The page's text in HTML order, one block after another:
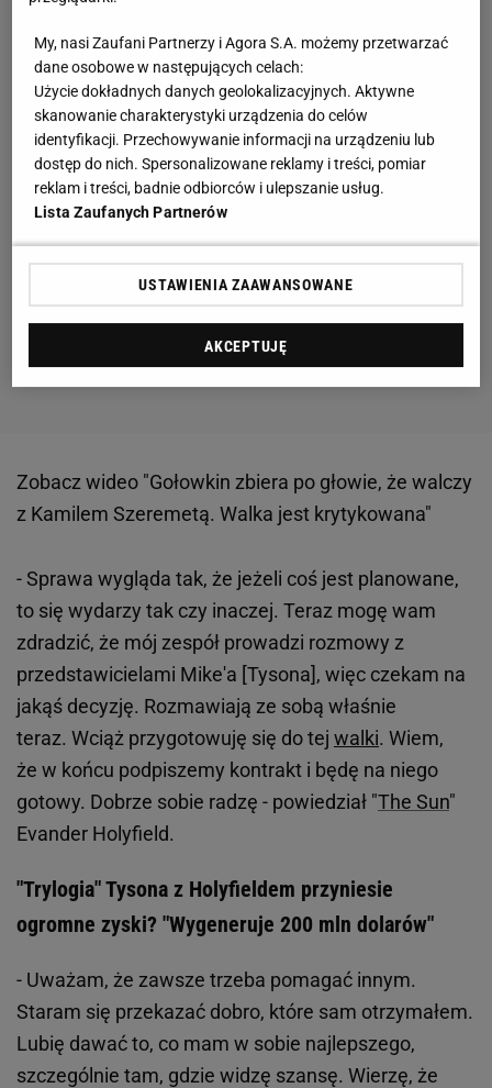
Zobacz wideo "Gołowkin zbiera po głowie, że walczy
z Kamilem Szeremetą. Walka jest krytykowana"
- Sprawa wygląda tak, że jeżeli coś jest planowane,
to się wydarzy tak czy inaczej. Teraz mogę wam
zdradzić, że mój zespół prowadzi rozmowy z
przedstawicielami Mike'a [Tysona], więc czekam na
jakąś decyzję. Rozmawiają ze sobą właśnie
teraz. Wciąż przygotowuję się do tej walki. Wiem,
że w końcu podpiszemy kontrakt i będę na niego
gotowy. Dobrze sobie radzę - powiedział "The Sun"
Evander Holyfield.
"Trylogia" Tysona z Holyfieldem przyniesie
ogromne zyski? "Wygeneruje 200 mln dolarów"
- Uważam, że zawsze trzeba pomagać innym.
Staram się przekazać dobro, które sam otrzymałem.
Lubię dawać to, co mam w sobie najlepszego,
szczególnie tam, gdzie widzę szansę. Wierzę, że
My, nasi Zaufani Partnerzy i Agora S.A. możemy przetwarzać
dane osobowe w następujących celach:
Użycie dokładnych danych geolokalizacyjnych. Aktywne
skanowanie charakterystyki urządzenia do celów
identyfikacji. Przechowywanie informacji na urządzeniu lub
dostęp do nich. Spersonalizowane reklamy i treści, pomiar
reklam i treści, badnie odbiorców i ulepszanie usług.
Lista Zaufanych Partnerów
USTAWIENIA ZAAWANSOWANE
AKCEPTUJĘ